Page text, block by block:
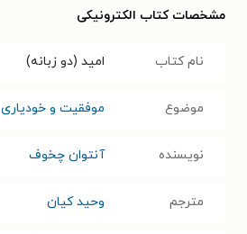
مشخصات کتاب الکترونیکی
نام کتاب امید (دو زبانه)
موضوع موفقیت و خودیاری
نویسنده آنتوان چخوف
مترجم وحید کیان